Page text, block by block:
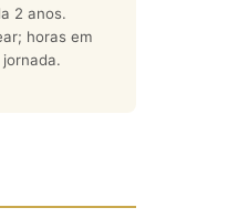
2 anos.
horas em